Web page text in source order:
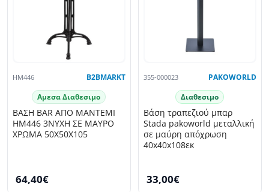
HM446 B2BMARKT
Αμεσα Διαθεσιμο
ΒΑΣΗ BAR ΑΠΟ ΜΑΝΤΕΜΙ
HM446 3ΝΥΧΗ ΣΕ ΜΑΥΡΟ
ΧΡΩΜΑ 50X50X105
64,40€
355-000023 PAKOWORLD
Διαθεσιμο
Βάση τραπεζιού μπαρ
Stada pakoworld μεταλλική
σε μαύρη απόχρωση
40x40x108εκ
33,00€